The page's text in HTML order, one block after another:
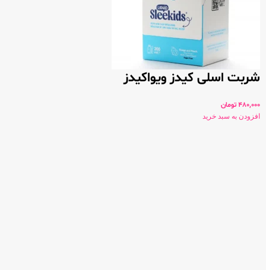
شربت اسلی کیدز ویواکیدز
480,000 تومان
افزودن به سبد خرید